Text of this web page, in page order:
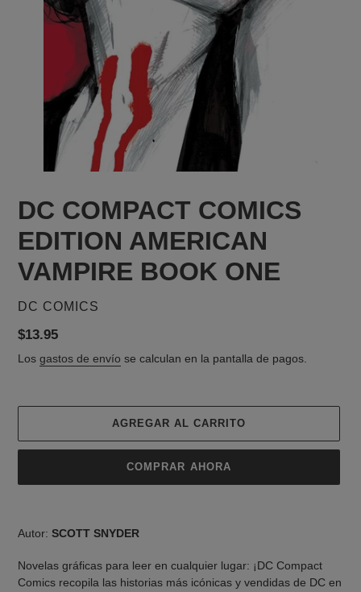
DC COMPACT COMICS
EDITION AMERICAN
VAMPIRE BOOK ONE
PROVEEDOR
DC COMICS
Precio
habitual
$13.95
Los gastos de envío se calculan en la pantalla de pagos.
AGREGAR AL CARRITO
COMPRAR AHORA
a
tu
Autor: SCOTT SNYDER
Novelas gráficas para leer en cualquier lugar: ¡DC Compact
Comics recopila las historias más icónicas y vendidas de DC en